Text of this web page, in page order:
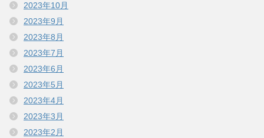
2023年10月
2023年9月
2023年8月
2023年7月
2023年6月
2023年5月
2023年4月
2023年3月
2023年2月